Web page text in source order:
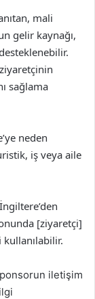
mali
gelir kaynağı,
sağlama
neden
iş veya aile
[ziyaretçi]
iletişim